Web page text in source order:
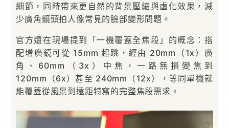
細節，同時帶來更自然的背景壓縮與虛化效果，減
少廣角鏡頭拍人像常見的臉部變形問題。
官方還在現場提到「一機覆蓋全焦段」的概念：搭
配增廣鏡可從 15mm 起跳，經由 20mm（1x）廣
角、60mm（3x）中焦，一路無損變焦到
120mm（6x）甚至 240mm（12x），等同單機就
能覆蓋從風景到遠距特寫的完整焦段需求。